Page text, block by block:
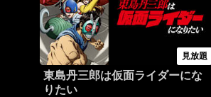
見放題
東島丹三郎は仮面ライダーにな
りたい